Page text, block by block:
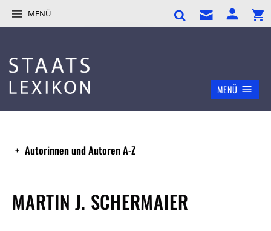
MENÜ
MENÜ
Autorinnen und Autoren A-Z
MARTIN J. SCHERMAIER